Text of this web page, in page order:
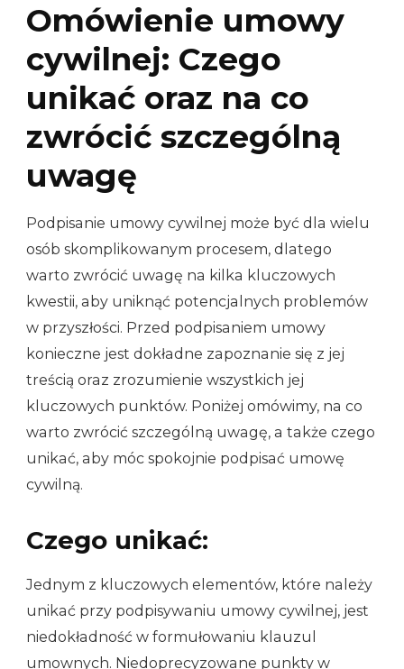
Omówienie umowy
cywilnej: Czego
unikać oraz na co
zwrócić szczególną
uwagę
Podpisanie umowy cywilnej może być dla wielu
osób skomplikowanym procesem, dlatego
warto zwrócić uwagę na kilka kluczowych
kwestii, aby uniknąć potencjalnych problemów
w przyszłości. Przed podpisaniem umowy
konieczne jest dokładne zapoznanie się z jej
treścią oraz zrozumienie wszystkich jej
kluczowych punktów. Poniżej omówimy, na co
warto zwrócić szczególną uwagę, a także czego
unikać, aby móc spokojnie podpisać umowę
cywilną.
Czego unikać:
Jednym z kluczowych elementów, które należy
unikać przy podpisywaniu umowy cywilnej, jest
niedokładność w formułowaniu klauzul
umownych. Niedoprecyzowane punkty w